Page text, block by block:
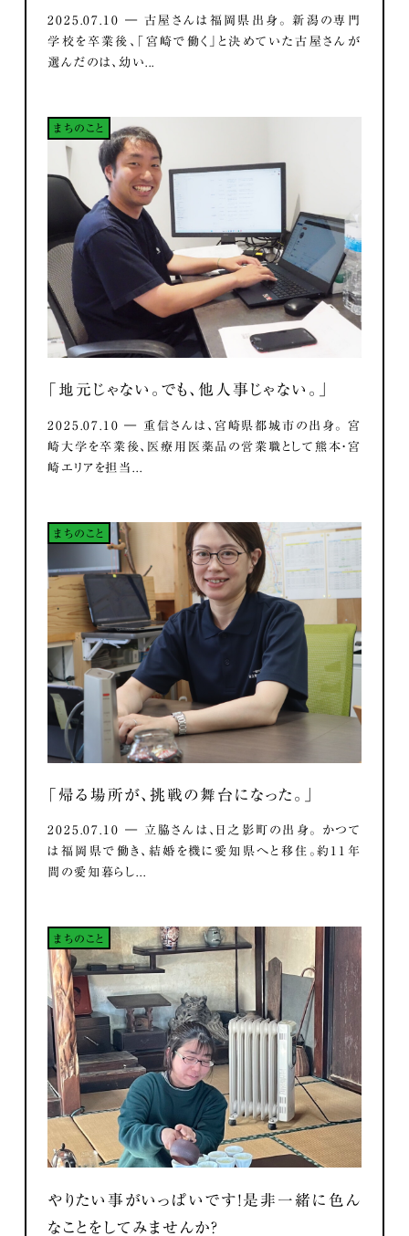
2025.07.10 ― 古屋さんは福岡県出身。 新潟の専門
学校を卒業後、「宮崎で働く」と決めていた古屋さんが
選んだのは、幼い...
まちのこと
「地元じゃない。でも、他人事じゃない。」
2025.07.10 ― 重信さんは、宮崎県都城市の出身。 宮
崎大学を卒業後、医療用医薬品の営業職として熊本・宮
崎エリアを担当...
まちのこと
「帰る場所が、挑戦の舞台になった。」
2025.07.10 ― 立脇さんは、日之影町の出身。 かつて
は福岡県で働き、結婚を機に愛知県へと移住。約11年
間の愛知暮らし...
まちのこと
やりたい事がいっぱいです！是非一緒に色ん
なことをしてみませんか？